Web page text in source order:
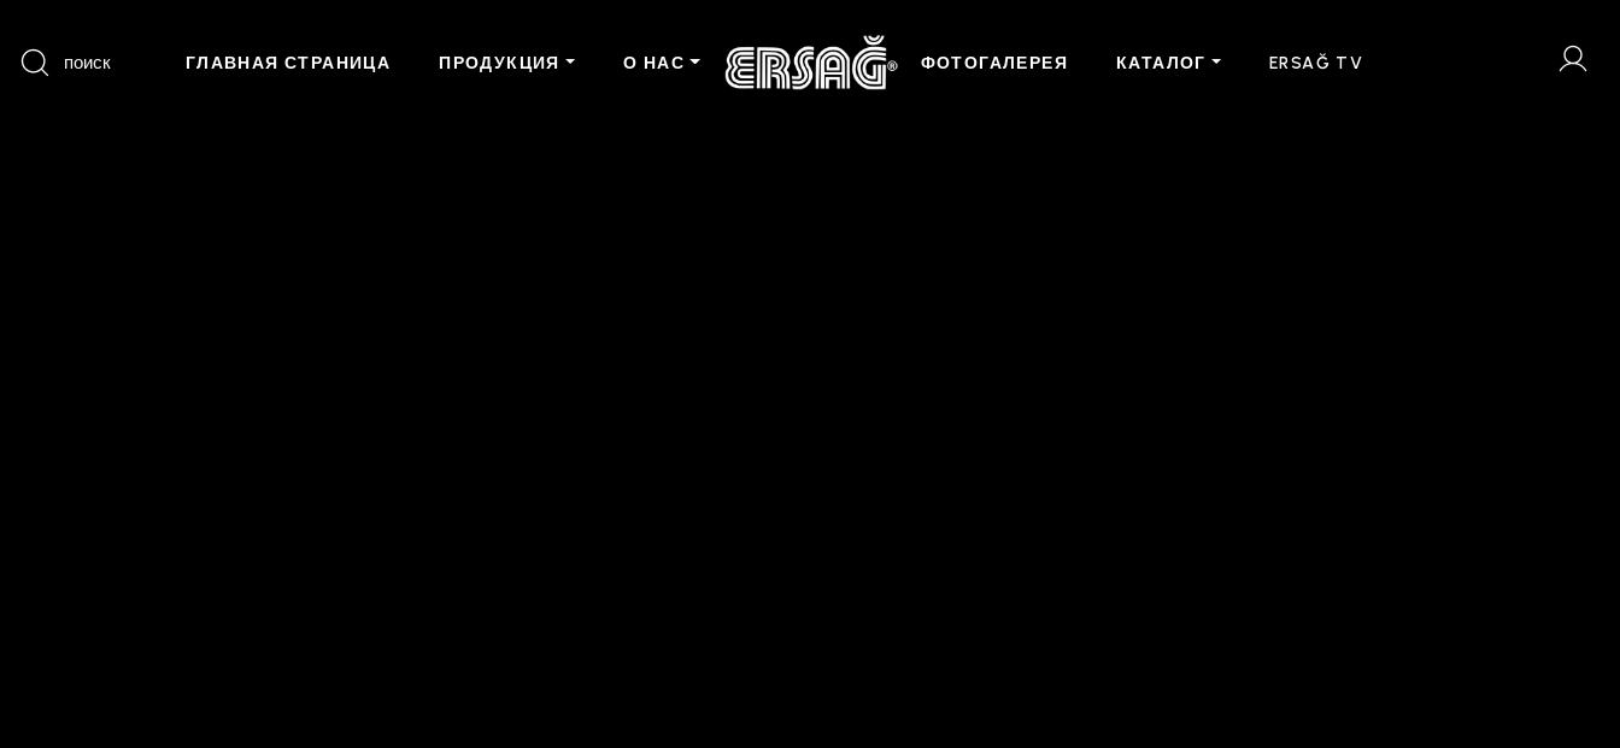
поиск ГЛАВНАЯ СТРАНИЦА ПРОДУКЦИЯ О НАС ФОТОГАЛЕРЕЯ КАТАЛОГ ERSAĞ TV